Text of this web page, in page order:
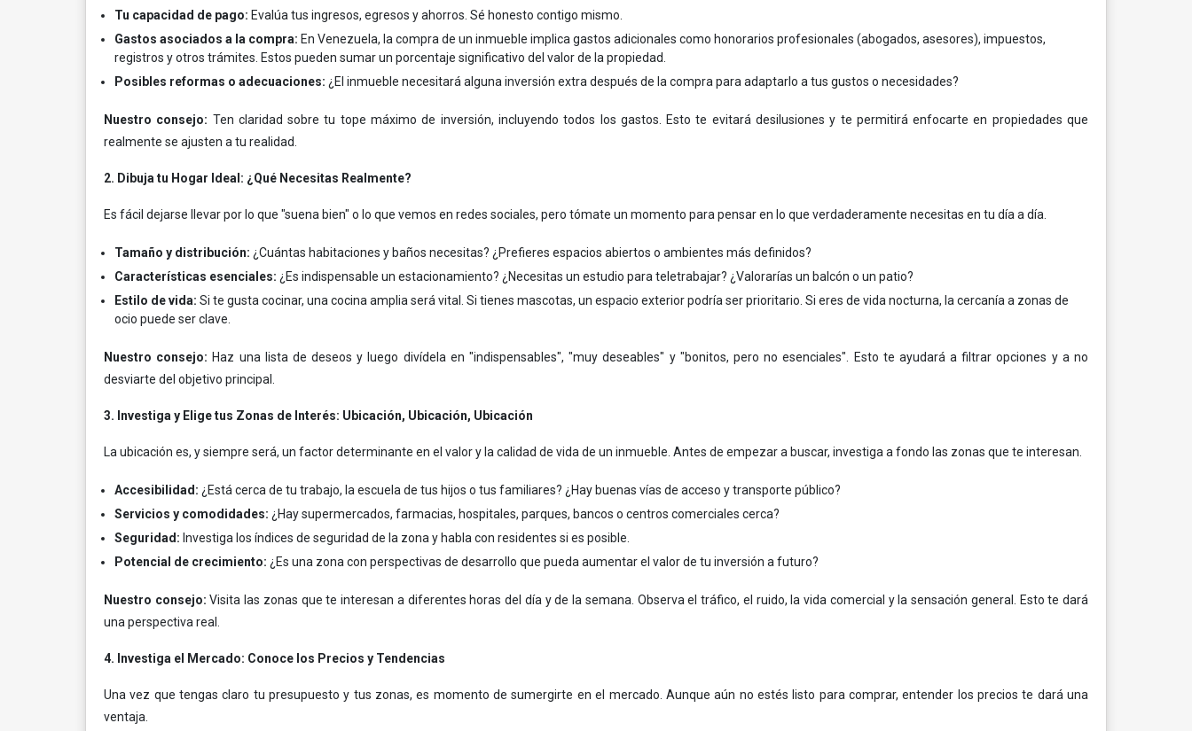
Tu capacidad de pago: Evalúa tus ingresos, egresos y ahorros. Sé honesto contigo mismo.
Gastos asociados a la compra: En Venezuela, la compra de un inmueble implica gastos adicionales como honorarios profesionales (abogados, asesores), impuestos,
registros y otros trámites. Estos pueden sumar un porcentaje significativo del valor de la propiedad.
Posibles reformas o adecuaciones: ¿El inmueble necesitará alguna inversión extra después de la compra para adaptarlo a tus gustos o necesidades?
Nuestro consejo: Ten claridad sobre tu tope máximo de inversión, incluyendo todos los gastos. Esto te evitará desilusiones y te permitirá enfocarte en propiedades que
realmente se ajusten a tu realidad.
2. Dibuja tu Hogar Ideal: ¿Qué Necesitas Realmente?
Es fácil dejarse llevar por lo que "suena bien" o lo que vemos en redes sociales, pero tómate un momento para pensar en lo que verdaderamente necesitas en tu día a día.
Tamaño y distribución: ¿Cuántas habitaciones y baños necesitas? ¿Prefieres espacios abiertos o ambientes más definidos?
Características esenciales: ¿Es indispensable un estacionamiento? ¿Necesitas un estudio para teletrabajar? ¿Valorarías un balcón o un patio?
Estilo de vida: Si te gusta cocinar, una cocina amplia será vital. Si tienes mascotas, un espacio exterior podría ser prioritario. Si eres de vida nocturna, la cercanía a zonas de
ocio puede ser clave.
Nuestro consejo: Haz una lista de deseos y luego divídela en "indispensables", "muy deseables" y "bonitos, pero no esenciales". Esto te ayudará a filtrar opciones y a no
desviarte del objetivo principal.
3. Investiga y Elige tus Zonas de Interés: Ubicación, Ubicación, Ubicación
La ubicación es, y siempre será, un factor determinante en el valor y la calidad de vida de un inmueble. Antes de empezar a buscar, investiga a fondo las zonas que te interesan.
Accesibilidad: ¿Está cerca de tu trabajo, la escuela de tus hijos o tus familiares? ¿Hay buenas vías de acceso y transporte público?
Servicios y comodidades: ¿Hay supermercados, farmacias, hospitales, parques, bancos o centros comerciales cerca?
Seguridad: Investiga los índices de seguridad de la zona y habla con residentes si es posible.
Potencial de crecimiento: ¿Es una zona con perspectivas de desarrollo que pueda aumentar el valor de tu inversión a futuro?
Nuestro consejo: Visita las zonas que te interesan a diferentes horas del día y de la semana. Observa el tráfico, el ruido, la vida comercial y la sensación general. Esto te dará
una perspectiva real.
4. Investiga el Mercado: Conoce los Precios y Tendencias
Una vez que tengas claro tu presupuesto y tus zonas, es momento de sumergirte en el mercado. Aunque aún no estés listo para comprar, entender los precios te dará una
ventaja.